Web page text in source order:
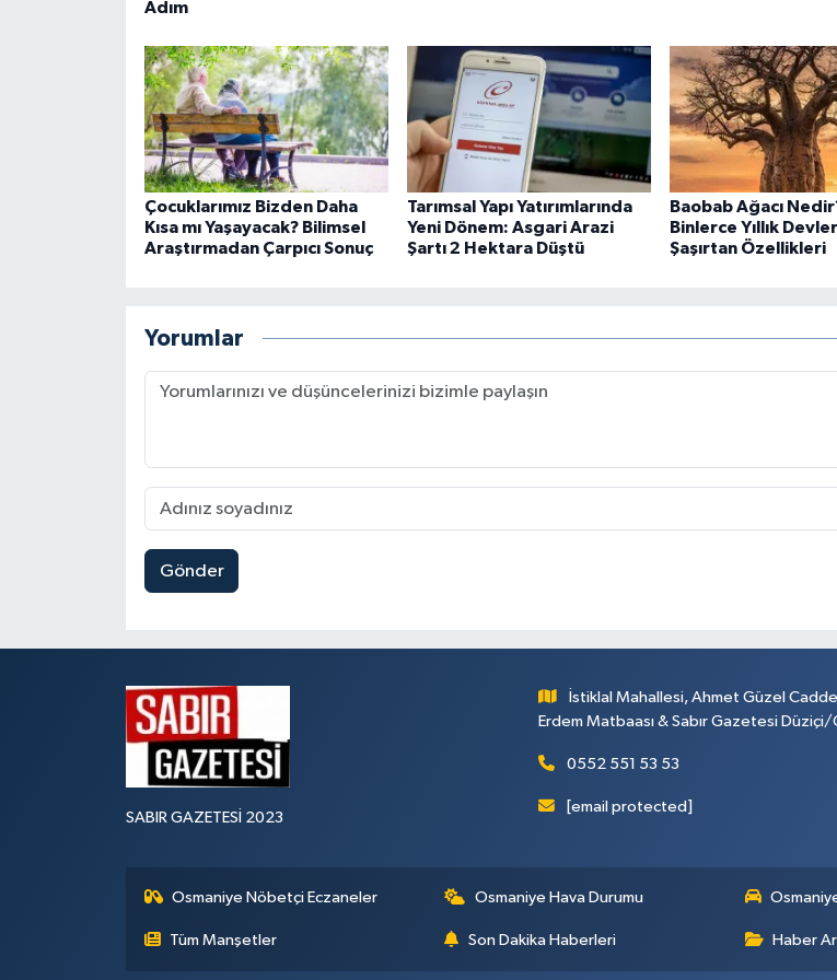
Adım
Çocuklarımız Bizden Daha
Kısa mı Yaşayacak? Bilimsel
Araştırmadan Çarpıcı Sonuç
Tarımsal Yapı Yatırımlarında
Yeni Dönem: Asgari Arazi
Şartı 2 Hektara Düştü
Baobab Ağacı
Binlerce Yıllık
Şaşırtan Özellikleri
Yorumlar
Gönder
SABIR GAZETESİ 2023
İstiklal Mahallesi, Ahmet Güzel
Erdem Matbaası & Sabır Gazetesi
0552 551 53 53
[email protected]
Osmaniye Nöbetçi Eczaneler Osmaniye Hava Durumu
Tüm Manşetler Son Dakika Haberleri Haber